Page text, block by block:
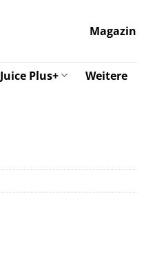
Magazin
Juice Plus+ Weitere